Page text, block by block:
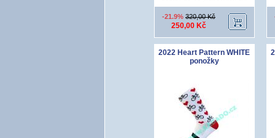
-21.9% 320,00 Kč
250,00 Kč
2022 Heart Pattern WHITE
ponožky